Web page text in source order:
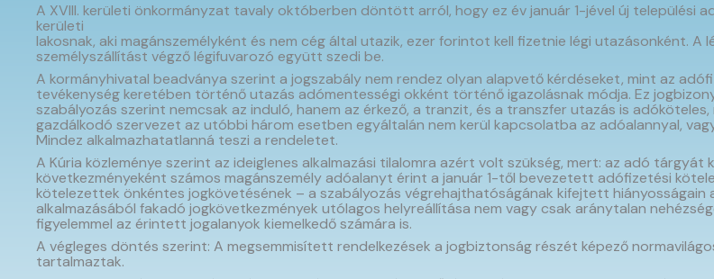
A XVIII. kerületi önkormányzat tavaly októberben döntött arról, hogy ez év január 1-jével új települési
kerületi
lakosnak, aki magánszemélyként és nem cég által utazik, ezer forintot kell fizetnie légi utazásonként.
személyszállítást végző légifuvarozó együtt szedi be.
A kormányhivatal beadványa szerint a jogszabály nem rendez olyan alapvető kérdéseket, mint az
tevékenység keretében történő utazás adómentességi okként történő igazolásnak módja. Ez
szabályozás szerint nemcsak az induló, hanem az érkező, a tranzit, és a transzfer utazás is
gazdálkodó szervezet az utóbbi három esetben egyáltalán nem kerül kapcsolatba az adóalannyal,
Mindez alkalmazhatatlanná teszi a rendeletet.
A Kúria közleménye szerint az ideiglenes alkalmazási tilalomra azért volt szükség, mert: az adó
következményeként számos magánszemély adóalanyt érint a január 1-től bevezetett adófizetési
kötelezettek önkéntes jogkövetésének – a szabályozás végrehajthatóságának kifejtett hiányosságain
alkalmazásából fakadó jogkövetkezmények utólagos helyreállítása nem vagy csak aránytalan
figyelemmel az érintett jogalanyok kiemelkedő számára is.
A végleges döntés szerint: A megsemmisített rendelkezések a jogbiztonság részét képező
tartalmaztak.